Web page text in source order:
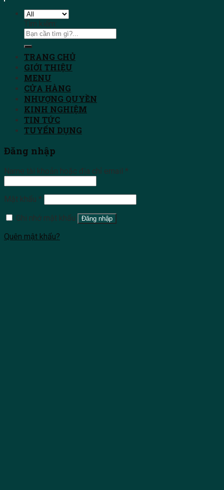
Tìm kiếm:
TRANG CHỦ
GIỚI THIỆU
MENU
CỬA HÀNG
NHƯỢNG QUYỀN
KINH NGHIỆM
TIN TỨC
TUYỂN DỤNG
Đăng nhập
Name tài khoản hoặc địa chỉ email *
Mật khẩu *
Ghi nhớ mật khẩu
Đăng nhập
Quên mật khẩu?